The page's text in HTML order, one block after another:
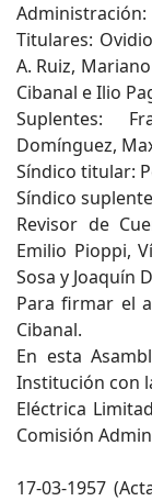
Administración:
Titulares:
A. Ruiz,
Cibanal e Ilio
Suplentes:
Domínguez,
Síndico titular:
Síndico
Revisor de
Emilio Pioppi,
Sosa y Joaquín
Para firmar el
Cibanal.
En esta
Institución con
Eléctrica
Comisión
17-03-1957